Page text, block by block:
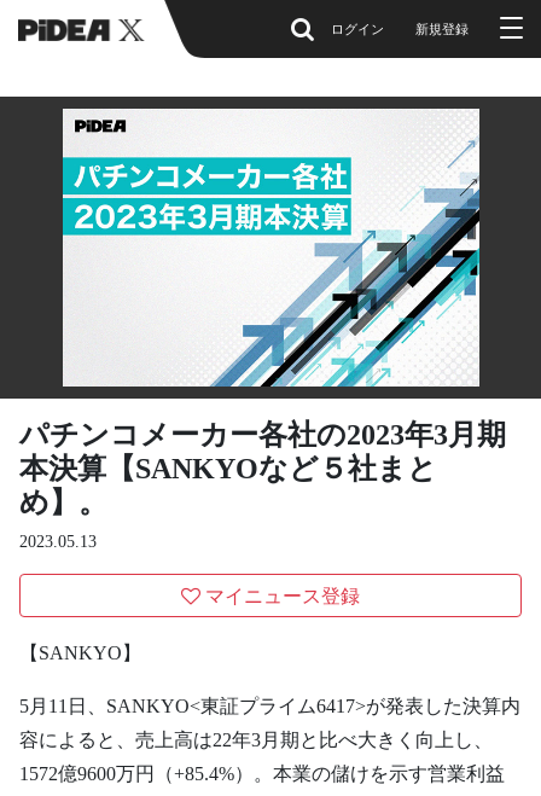
ログイン 新規登録
パチンコメーカー各社の2023年3月期
本決算【SANKYOなど５社まと
め】。
2023.05.13
マイニュース登録
【SANKYO】
5月11日、SANKYO<東証プライム6417>が発表した決算内
容によると、売上高は22年3月期と比べ大きく向上し、
1572億9600万円（+85.4%）。本業の儲けを示す営業利益